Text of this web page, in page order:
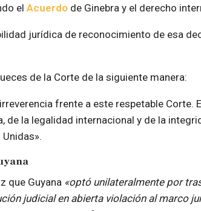
el Acuerdo de Ginebra y el derecho
jurídica de reconocimiento de esa
de la Corte de la siguiente manera:
frente a este respetable Corte.
de la legalidad internacional y de la
que Guyana «optó unilateralmente por
judicial en abierta violación al marco